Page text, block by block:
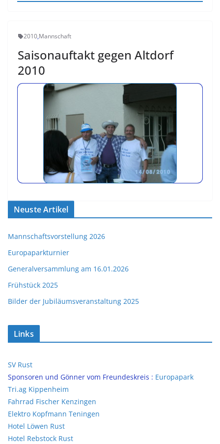
2010,Mannschaft
Saisonauftakt gegen Altdorf
2010
Neuste Artikel
Mannschaftsvorstellung 2026
Europaparkturnier
Generalversammlung am 16.01.2026
Frühstück 2025
Bilder der Jubiläumsveranstaltung 2025
Links
SV Rust
Sponsoren und Gönner vom Freundeskreis : Europapark
Tri.ag Kippenheim
Fahrrad Fischer Kenzingen
Elektro Kopfmann Teningen
Hotel Löwen Rust
Hotel Rebstock Rust